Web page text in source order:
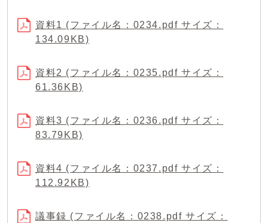
資料1 (ファイル名：0234.pdf サイズ：
134.09KB)
資料2 (ファイル名：0235.pdf サイズ：
61.36KB)
資料3 (ファイル名：0236.pdf サイズ：
83.79KB)
資料4 (ファイル名：0237.pdf サイズ：
112.92KB)
議事録 (ファイル名：0238.pdf サイズ：